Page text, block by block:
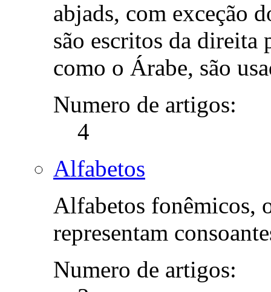
abjads, com exceção
são escritos da direita
como o Árabe, são
Numero de artigos:
4
Alfabetos
Alfabetos fonêmicos,
representam
Numero de artigos: